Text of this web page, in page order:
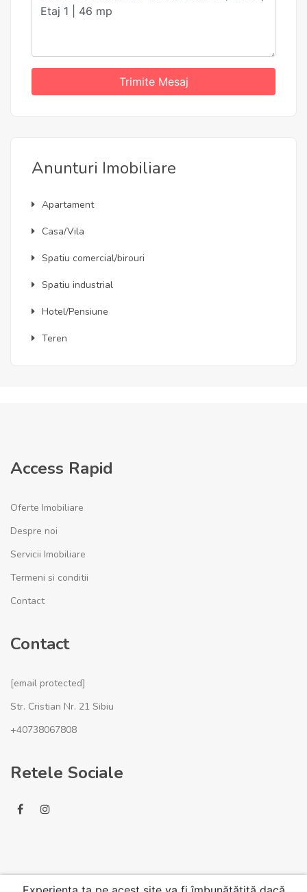
Trimite Mesaj
Anunturi Imobiliare
Apartament
Casa/Vila
Spatiu comercial/birouri
Spatiu industrial
Hotel/Pensiune
Teren
Access Rapid
Oferte Imobiliare
Despre noi
Servicii Imobiliare
Termeni si conditii
Contact
Contact
[email protected]
Str. Cristian Nr. 21 Sibiu
+40738067808
Retele Sociale